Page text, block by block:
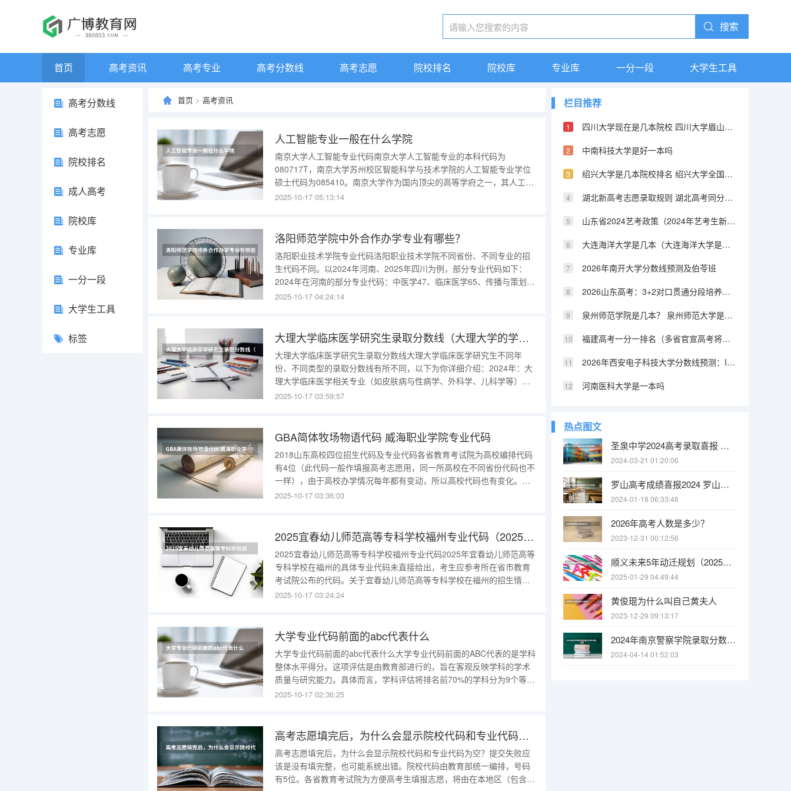
搜索
首页 高考资讯 高考专业 高考分数线 高考志愿 院校排名 院校库 专业库 一分一段 大学生工具
高考分数线
高考志愿
院校排名
成人高考
院校库
专业库
一分一段
大学生工具
标签
首页 > 高考资讯
人工智能专业一般在什么学院
南京大学人工智能专业代码南京大学人工智能专业的本科代码为
080717T，南京大学苏州校区智能科学与技术学院的人工智能专业学位
硕士代码为085410。南京大学作为国内顶尖的高等学府之一，其人工智
能专业备受关注。以下是关于南京大学人工智能专业代码的详细解析：
2025-10-17 05:13:14
洛阳师范学院中外合作办学专业有哪些？
洛阳职业技术学院专业代码洛阳职业技术学院不同省份、不同专业的招
生代码不同。以2024年河南、2025年四川为例，部分专业代码如下：
2024年在河南的部分专业代码：中医学47、临床医学65、传播与策划
41、体育保健与康复42等。2025年在四川历史类高职专科批第101组的
2025-10-17 04:24:14
大理大学临床医学研究生录取分数线（大理大学的学校代码）
大理大学临床医学研究生录取分数线大理大学临床医学研究生不同年
份、不同类型的录取分数线有所不同，以下为你详细介绍：2024年：大
理大学临床医学相关专业（如皮肤病与性病学、外科学、儿科学等）总
分分数线为294分，单科（满分=100分）分数线为39分，单科（满分
2025-10-17 03:59:57
GBA简体牧场物语代码 威海职业学院专业代码
2018山东高校四位招生代码及专业代码各省教育考试院为高校编排代码
有4位（此代码一般作填报高考志愿用，同一所高校在不同省份代码也不
一样），由于高校办学情况每年都有变动，所以高校代码也有变化。山
东大学3701。中国海洋大学3702。中国石油大学（华东）3703。哈尔
2025-10-17 03:36:03
2025宜春幼儿师范高等专科学校福州专业代码（2025年江西宜春幼儿师范高等专科学校学校代码以及各学课专业代码）
2025宜春幼儿师范高等专科学校福州专业代码2025年宜春幼儿师范高等
专科学校在福州的具体专业代码未直接给出，考生应参考所在省市教育
考试院公布的代码。关于宜春幼儿师范高等专科学校在福州的招生情
况，以下是一些相关信息：招生代码：宜春幼儿师范高等专科学校在福
2025-10-17 03:24:24
大学专业代码前面的abc代表什么
大学专业代码前面的abc代表什么大学专业代码前面的ABC代表的是学科
整体水平得分。这项评估是由教育部进行的，旨在客观反映学科的学术
质量与研究能力。具体而言，学科评估将排名前70%的学科分为9个等
级。这些等级包括A+、A、A-、B+、B、B-、C+、C和C-。每一等级代表
2025-10-17 02:36:25
高考志愿填完后，为什么会显示院校代码和专业代码为空？
高考志愿填完后，为什么会显示院校代码和专业代码为空？提交失败应
该是没有填完整，也可能系统出错。院校代码由教育部统一编排，号码
有5位。各省教育考试院为方便高考生填报志愿，将由在本地区（包含
栏目推荐
四川大学现在是几本院校 四川大学眉山校区是几本
中南科技大学是好一本吗
绍兴大学是几本院校排名 绍兴大学全国综合排名
湖北新高考志愿录取规则 湖北高考同分投档排序规则是怎样的?
山东省2024艺考政策（2024年艺考生新政策）
大连海洋大学是几本（大连海洋大学是一本还是二本）
2026年南开大学分数线预测及伯苓班
2026山东高考：3+2对口贯通分段培养资格线392分，低分上本科的另一条路
泉州师范学院是几本？ 泉州师范大学是几本
福建高考一分一排名（多省官宣高考将实行“3+1+2”模式）
2026年西安电子科技大学分数线预测：IT界的硬核211
河南医科大学是一本吗
热点图文
圣泉中学2024高考录取喜报 肥东圣泉中学高考升学率
2024-03-21 01:20:06
罗山高考成绩喜报2024 罗山县高级中学校本部的教学成绩
2024-01-18 06:33:46
2026年高考人数是多少？
2023-12-31 00:12:56
顺义未来5年动迁规划（2025年顺义地区大集的具体时间安排是怎样的）
2025-01-29 04:49:44
黄俊琨为什么叫自己黄夫人
2023-12-29 09:13:17
2024年南京警察学院录取分数线是多少？
2024-04-14 01:52:03